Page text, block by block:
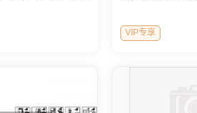
VIP专享